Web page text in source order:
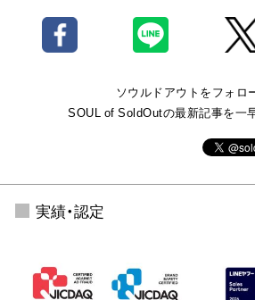
ソウルドアウトをフォロ
SOUL of SoldOutの最新記事を一
実績・認定